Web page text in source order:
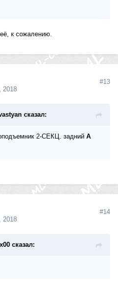
2018
#13
сказал:
2-СЕКЦ. задний A
2018
#14
сказал: